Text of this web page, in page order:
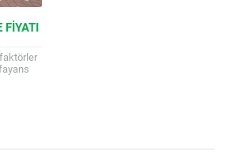
FIYATI